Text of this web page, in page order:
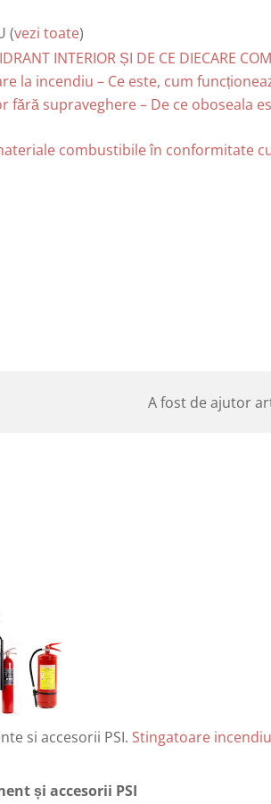
(vezi toate)
INTERIOR ȘI DE CE DIECARE
la incendiu – Ce este, cum
fără supraveghere – De ce oboseala
combustibile în conformitate
A fost de ajutor
si accesorii PSI. Stingatoare incendiu
și accesorii PSI